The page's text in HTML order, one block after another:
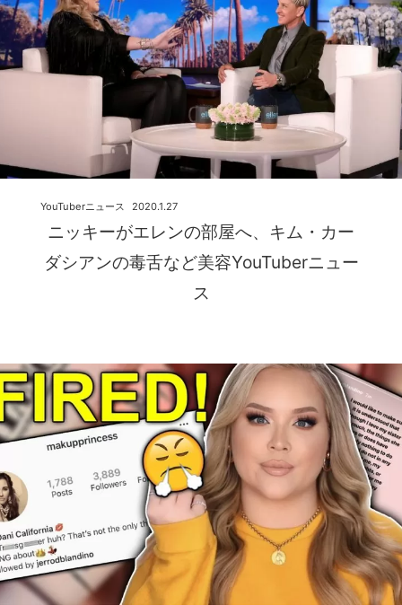
ニッキーがエレンの部屋へ、キム・カー
ダシアンの毒舌など美容YouTuberニュー
ス
2020.1.27
YouTuberニュース